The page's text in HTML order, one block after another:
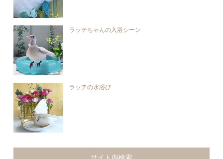
ラッテちゃんの入浴シーン
ラッテの水浴び
サイト内検索